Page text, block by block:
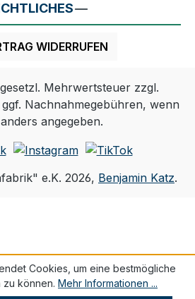
WIDERRUFEN
Mehrwertsteuer zzgl.
Nachnahmegebühren, wenn
angegeben.
e.K. 2026, Benjamin Katz.
Cookies, um eine bestmögliche
zu können. Mehr Informationen ...